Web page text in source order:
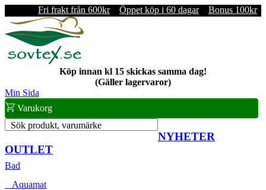
Fri frakt från 600kr Öppet köp i 60 dagar Bonus 100kr
Köp innan kl 15 skickas samma dag!
(Gäller lagervaror)
Min Sida
Varukorg
Sök produkt, varumärke
NYHETER
OUTLET
Bad
Aquamat